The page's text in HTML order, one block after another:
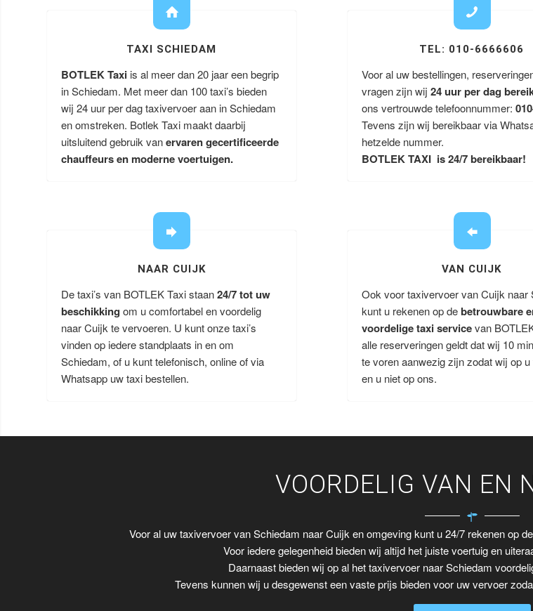
TAXI SCHIEDAM
BOTLEK Taxi is al meer dan 20 jaar een begrip
in Schiedam. Met meer dan 100 taxi’s bieden
wij 24 uur per dag taxivervoer aan in Schiedam
en omstreken. Botlek Taxi maakt daarbij
uitsluitend gebruik vanervaren gecertificeerde
chauffeurs en moderne voertuigen.
TEL: 010-6666606
Voor al uw bestellingen,
vragen zijn wij 24 uur per dag
ons vertrouwde telefoonnummer:
Tevens zijn wij bereikbaar via
hetzelde nummer.
BOTLEK TAXI is 24/7 bereikbaar!
NAAR CUIJK
De taxi’s van BOTLEK Taxi staan24/7 tot uw
beschikking om u comfortabel en voordelig
naar Cuijk te vervoeren. U kunt onze taxi’s
vinden op iedere standplaats in en om
Schiedam, of u kunt telefonisch, online of via
Whatsapp uw taxi bestellen.
VAN CUIJK
Ook voor taxivervoer van Cuijk naar
kunt u rekenen op debetrouwbare
voordelige taxi servicevan
alle reserveringen geldt dat wij 10
te voren aanwezig zijn zodat wij op
en u niet op ons.
VOORDELIG VAN EN
Voor al uw taxivervoer van Schiedam naar Cuijk en omgeving kunt u 24/7 rekenen op de
Voor iedere gelegenheid bieden wij altijd het juiste voertuig en
Daarnaast bieden wij op al het taxivervoer naar Schiedam
Tevens kunnen wij u desgewenst een vaste prijs bieden voor uw vervoer